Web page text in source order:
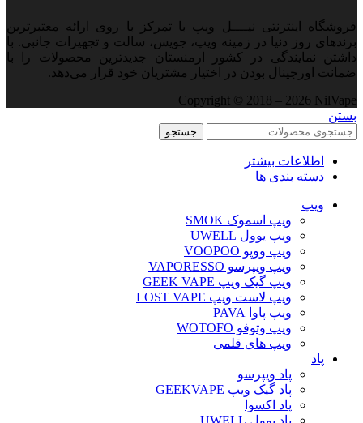
فروشگاه اینترنتی نیــــل ویپ با تمرکز با روی ارائه معتبرترین
برندهای روز دنیا در زمینه ویپ، جویس، سالت و تجهیزات جانبی. با
داشتن نمایندگی در کشور ارمنستان جدید‌ترین محصولات را با
ضمانت اورجینال بودن در اختیار مشتریان خود قرار می‌دهد.
Copyright © 2018 – 2026 NilVape
بستن
جستجو
اطلاعات بیشتر
دسته بندی ها
ویپ‌
ویپ اسموک SMOK
ویپ یوول UWELL
ویپ ووپو VOOPOO
ویپ ویپرسو VAPORESSO
ویپ گیک ویپ GEEK VAPE
ویپ لاست ویپ LOST VAPE
ویپ پاوا PAVA
ویپ وتوفو WOTOFO
ویپ های قلمی
پاد
پاد ویپرسو
پاد گیک ویپ GEEKVAPE
پاد اکسوا
پاد یوول UWELL